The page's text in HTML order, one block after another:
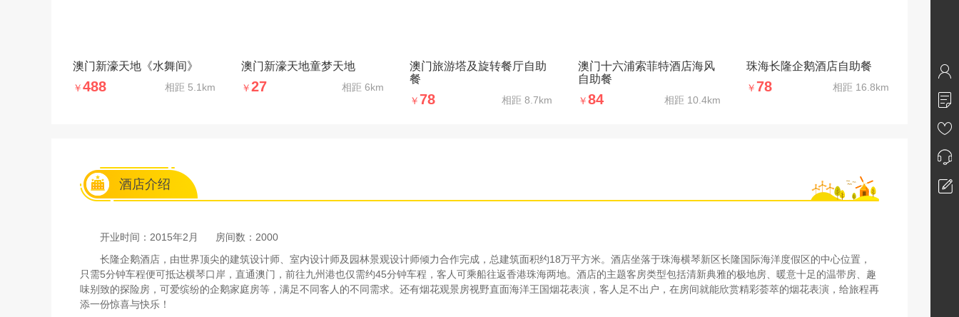
澳门新濠天地《水舞间》
￥488 相距 5.1km
澳门新濠天地童梦天地
￥27 相距 6km
澳门旅游塔及旋转餐厅自助
餐
￥78 相距 8.7km
澳门十六浦索菲特酒店海风
自助餐
￥84 相距 10.4km
珠海长隆企鹅酒店自助餐
￥78 相距 16.8km
酒店介绍
开业时间：2015年2月
房间数：2000
长隆企鹅酒店，由世界顶尖的建筑设计师、室内设计师及园林景观设计师倾力合作完成，总建筑面积约18万平方米。酒店坐落于珠海横琴新区长隆国际海洋度假区的中心位置，
只需5分钟车程便可抵达横琴口岸，直通澳门，前往九州港也仅需约45分钟车程，客人可乘船往返香港珠海两地。酒店的主题客房类型包括清新典雅的极地房、暖意十足的温带房、趣
味别致的探险房，可爱缤纷的企鹅家庭房等，满足不同客人的不同需求。还有烟花观景房视野直面海洋王国烟花表演，客人足不出户，在房间就能欣赏精彩荟萃的烟花表演，给旅程再
添一份惊喜与快乐！